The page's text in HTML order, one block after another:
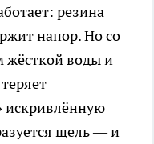
резина
напор. Но со
жёсткой воды и
искривлённую
щель — и